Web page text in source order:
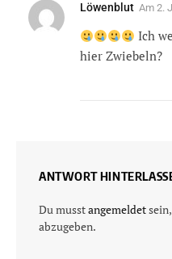
Löwenblut Am 2.
Ich
hier Zwiebeln?
ANTWORT
Du musstangemeldet
abzugeben.